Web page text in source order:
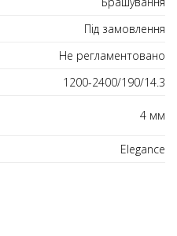
Під замовлення
Не регламентовано
1200-2400/190/14.3
4 мм
Elegance